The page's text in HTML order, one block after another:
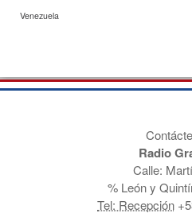
Venezuela
Radio
Calle:
% León y
Tel: Recepción